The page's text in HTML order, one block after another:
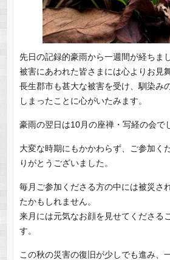
先日の記録的豪雨から一週間が経ちまし
被害にあわれた皆さまには心よりお見
長生郡市も甚大な被害を受け、馴染み
しまったことに心がいたみます。
豪雨の翌日は10月の座禅・写経の会で
大変な時期にもかかわらず、ご参加く
りがとうございました。
毎月ご参加くださる方の中には被災さ
たかもしれません。
来月には元気なお顔を見せてくださる
す。
この秋の災害の復旧が少しでも進み、